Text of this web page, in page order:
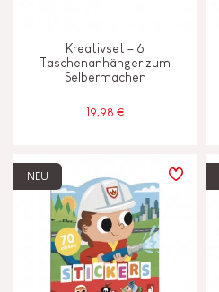
Kreativset – 6
Taschenanhänger zum
Selbermachen
19,98 €
NEU